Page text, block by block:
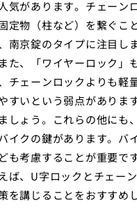
気があります。チェー
定物（柱など）を繋ぐこ
南京錠のタイプに注目し
た、「ワイヤーロック」
ェーンロックよりも軽
すいという弱点がありま
しょう。これらの他にも
クの鍵があります。バ
考慮することが重要で
ば、U字ロックとチェー
講じることをおすすめ